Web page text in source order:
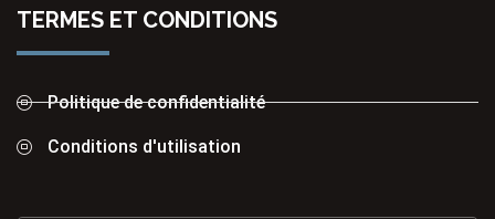
TERMES ET CONDITIONS
Politique de confidentialité
Conditions d'utilisation